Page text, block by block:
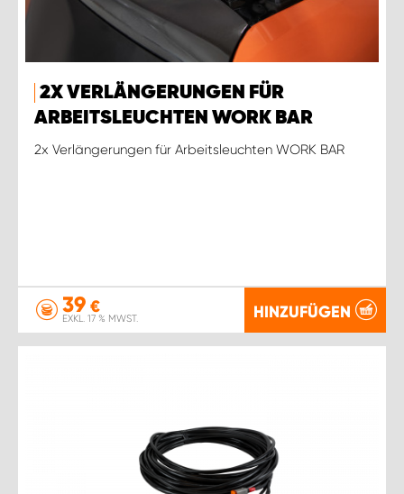
2X VERLÄNGERUNGEN FÜR
ARBEITSLEUCHTEN WORK BAR
2x Verlängerungen für Arbeitsleuchten WORK BAR
39 €
EXKL. 17 % MWST. HINZUFÜGEN